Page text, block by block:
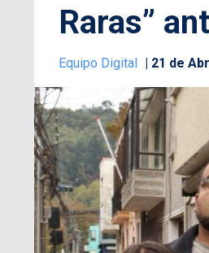
Raras”
Equipo Digital 21 de